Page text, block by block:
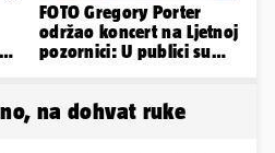
FOTO Gregory Porter
održao koncert na Ljetnoj
pozornici: U publici su
na dohvat ruke